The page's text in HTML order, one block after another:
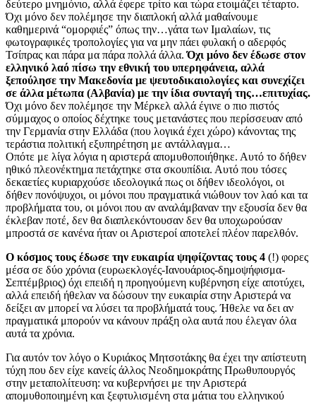
δεύτερο μνημόνιο, αλλά έφερε τρίτο και τώρα ετοιμάζει τέταρτο.
Όχι μόνο δεν πολέμησε την διαπλοκή αλλά μαθαίνουμε
καθημερινά “ομορφιές” όπως την…γάτα των Ιμαλαίων, τις
φωτογραφικές τροπολογίες για να μην πάει φυλακή ο αδερφός
Τσίπρας και πάρα μα πάρα πολλά άλλα.Όχι μόνο δεν έδωσε στον
ελληνικό λαό πίσω την εθνική του υπερηφάνεια, αλλά
ξεπούλησε την Μακεδονία με ψευτοδικαιολογίες και συνεχίζει
σε άλλα μέτωπα (Αλβανία) με την ίδια συνταγή της…επιτυχίας.
Όχι μόνο δεν πολέμησε την Μέρκελ αλλά έγινε ο πιο πιστός
σύμμαχος ο οποίος δέχτηκε τους μετανάστες που περίσσευαν από
την Γερμανία στην Ελλάδα (που λογικά έχει χώρο) κάνοντας της
τεράστια πολιτική εξυπηρέτηση με αντάλλαγμα…
Οπότε με λίγα λόγια η αριστερά απομυθοποιήθηκε. Αυτό το δήθεν
ηθικό πλεονέκτημα πετάχτηκε στα σκουπίδια. Αυτό που τόσες
δεκαετίες κυριαρχούσε ιδεολογικά πως οι δήθεν ιδεολόγοι, οι
δήθεν πονόψυχοι, οι μόνοι που πραγματικά νιώθουν τον λαό και τα
προβλήματα του, οι μόνοι που αν αναλάμβαναν την εξουσία δεν θα
έκλεβαν ποτέ, δεν θα διαπλεκόντουσαν δεν θα υποχωρούσαν
μπροστά σε κανένα ήταν οι Αριστεροί αποτελεί πλέον παρελθόν.
Ο κόσμος τους έδωσε την ευκαιρία ψηφίζοντας τους 4 (!) φορες
μέσα σε δύο χρόνια (ευρωεκλογές-Ιανουάριος-δημοψήφισμα-
Σεπτέμβριος) όχι επειδή η προηγούμενη κυβέρνηση είχε αποτύχει,
αλλά επειδή ήθελαν να δώσουν την ευκαιρία στην Αριστερά να
δείξει αν μπορεί να λύσει τα προβλήματά τους. Ήθελε να δει αν
πραγματικά μπορούν να κάνουν πράξη ολα αυτά που έλεγαν όλα
αυτά τα χρόνια.
Για αυτόν τον λόγο ο Κυριάκος Μητσοτάκης θα έχει την απίστευτη
τύχη που δεν είχε κανείς άλλος Νεοδημοκράτης Πρωθυπουργός
στην μεταπολίτευση: να κυβερνήσει με την Αριστερά
απομυθοποιημένη και ξεφτυλισμένη στα μάτια του ελληνικού